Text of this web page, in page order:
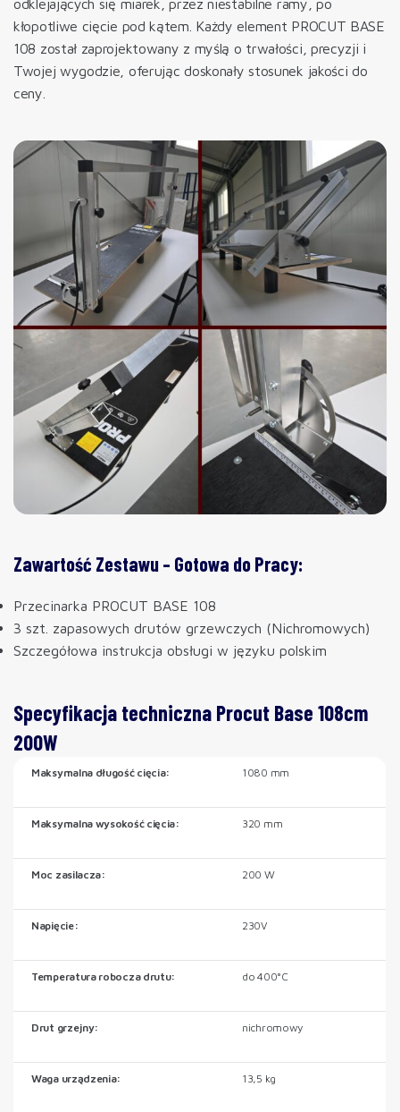
odklejających się miarek, przez niestabilne ramy, po
kłopotliwe cięcie pod kątem. Każdy element PROCUT BASE
108 został zaprojektowany z myślą o trwałości, precyzji i
Twojej wygodzie, oferując doskonały stosunek jakości do
ceny.
Zawartość Zestawu – Gotowa do Pracy:
Przecinarka PROCUT BASE 108
3 szt. zapasowych drutów grzewczych (Nichromowych)
Szczegółowa instrukcja obsługi w języku polskim
Specyfikacja techniczna Procut Base 108cm
200W
Maksymalna długość cięcia: 1080 mm
Maksymalna wysokość cięcia: 320 mm
Moc zasilacza: 200 W
Napięcie: 230V
Temperatura robocza drutu: do 400°C
Drut grzejny: nichromowy
Waga urządzenia: 13,5 kg